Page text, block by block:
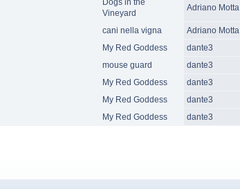
Vineyard
Adriano Motta
cani nella vigna Adriano Motta
My Red Goddess dante3
mouse guard dante3
My Red Goddess dante3
My Red Goddess dante3
My Red Goddess dante3